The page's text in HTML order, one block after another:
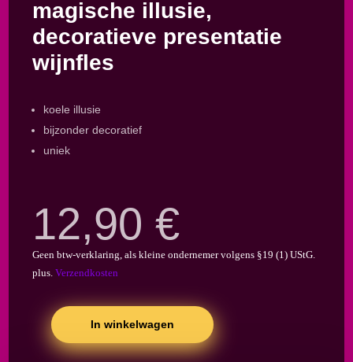
magische illusie,
decoratieve presentatie
wijnfles
koele illusie
bijzonder decoratief
uniek
12,90€
Geen btw-verklaring, als kleine ondernemer volgens §19 (1) UStG.
plus.Verzendkosten
Weinhalter,
In winkelwagen